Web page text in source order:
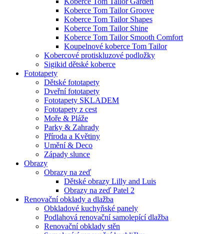
Koberce Tom Tailor Groove
Koberce Tom Tailor Shapes
Koberce Tom Tailor Shine
Koberce Tom Tailor Smooth Comfort
Koupelnové koberce Tom Tailor
Kobercové protiskluzové podložky
Sigikid dětské koberce
Fototapety
Dětské fototapety
Dveřní fototapety
Fototapety SKLADEM
Fototapety z cest
Moře & Pláže
Parky & Zahrady
Příroda a Květiny
Umění & Deco
Západy slunce
Obrazy
Obrazy na zeď
Dětské obrazy Lilly and Luis
Obrazy na zeď Patel 2
Renovační obklady a dlažba
Obkladové kuchyňské panely
Podlahová renovační samolepící dlažba
Renovační obklady stěn